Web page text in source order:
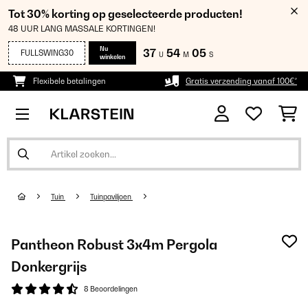
Tot 30% korting op geselecteerde producten!
48 UUR LANG MASSALE KORTINGEN!
FULLSWING30
Nu
winkelen
37 U 54 M 04 S
Flexibele betalingen Gratis verzending vanaf 100€*
Tuin Tuinpaviljoen
Pantheon Robust 3x4m Pergola
Donkergrijs
8 Beoordelingen